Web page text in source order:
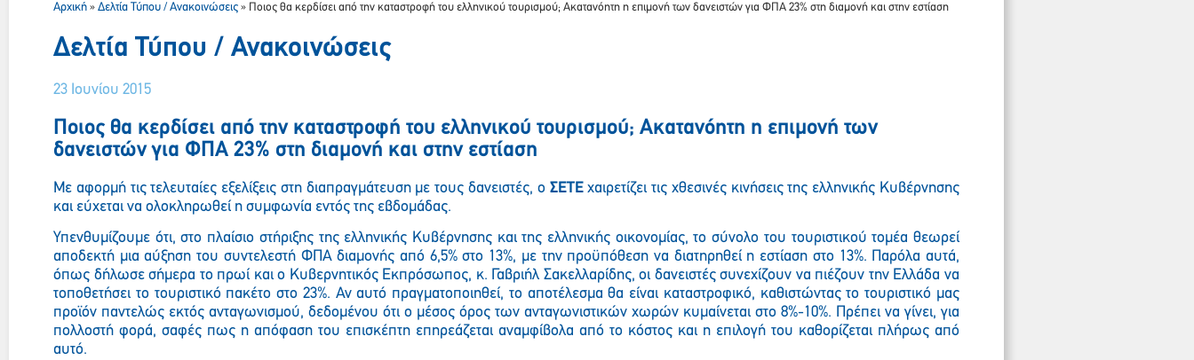
Αρχική » Δελτία Τύπου / Ανακοινώσεις » Ποιος θα κερδίσει από την καταστροφή του ελληνικού τουρισμού; Ακατανόητη η επιμονή των δανειστών για ΦΠΑ 23% στη διαμονή και στην εστίαση
Δελτία Τύπου / Ανακοινώσεις
23 Ιουνίου 2015
Ποιος θα κερδίσει από την καταστροφή του ελληνικού τουρισμού; Ακατανόητη η επιμονή των
δανειστών για ΦΠΑ 23% στη διαμονή και στην εστίαση
Με αφορμή τις τελευταίες εξελίξεις στη διαπραγμάτευση με τους δανειστές, ο ΣΕΤΕχαιρετίζει τις χθεσινές κινήσεις της ελληνικής Κυβέρνησης
και εύχεται να ολοκληρωθεί η συμφωνία εντός της εβδομάδας.
Υπενθυμίζουμε ότι, στο πλαίσιο στήριξης της ελληνικής Κυβέρνησης και της ελληνικής οικονομίας, το σύνολο του τουριστικού τομέα θεωρεί
αποδεκτή μια αύξηση του συντελεστή ΦΠΑ διαμονής από 6,5% στο 13%, με την προϋπόθεση να διατηρηθεί η εστίαση στο 13%. Παρόλα αυτά,
όπως δήλωσε σήμερα το πρωί και ο Κυβερνητικός Εκπρόσωπος, κ. Γαβριήλ Σακελλαρίδης, οι δανειστές συνεχίζουν να πιέζουν την Ελλάδα να
τοποθετήσει το τουριστικό πακέτο στο 23%. Αν αυτό πραγματοποιηθεί, το αποτέλεσμα θα είναι καταστροφικό, καθιστώντας το τουριστικό μας
προϊόν παντελώς εκτός ανταγωνισμού, δεδομένου ότι ο μέσος όρος των ανταγωνιστικών χωρών κυμαίνεται στο 8%-10%. Πρέπει να γίνει, για
πολλοστή φορά, σαφές πως η απόφαση του επισκέπτη επηρεάζεται αναμφίβολα από το κόστος και η επιλογή του καθορίζεται πλήρως από
αυτό.
Παρακαλώ περιμένετε…